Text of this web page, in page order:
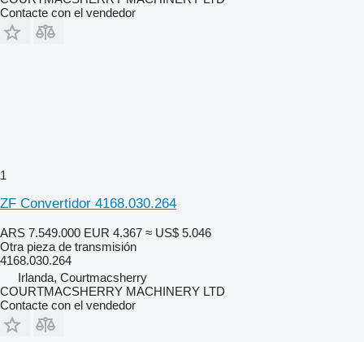
Contacte con el vendedor
1
ZF Convertidor 4168.030.264
ARS 7.549.000 EUR 4.367 ≈ US$ 5.046
Otra pieza de transmisión
4168.030.264
Irlanda, Courtmacsherry
COURTMACSHERRY MACHINERY LTD
Contacte con el vendedor